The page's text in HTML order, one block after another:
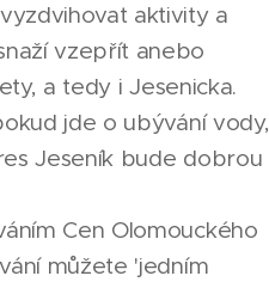
aktivity a
vzepřít anebo
a tedy i Jesenicka.
jde o ubývání vody,
Jeseník bude dobrou
Cen Olomouckého
můžete 'jedním